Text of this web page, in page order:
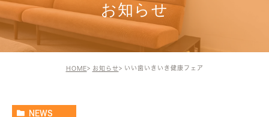
お知らせ
HOME お知らせ いい歯いきいき健康フェア
NEWS